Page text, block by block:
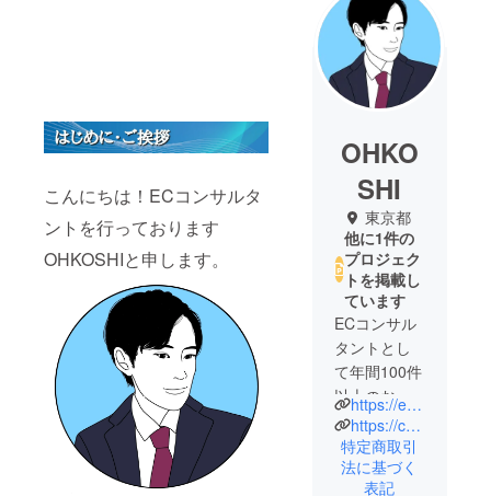
こんにちは！ECコンサルタ
ントを行っております
OHKOSHIと申します。
OHKO
SHI
東京都
他に1件の
プロジェク
トを掲載し
ています
ECコンサル
タントとし
て年間100件
以上のお取
引をさせて
頂いており
ます。
https://ec-sokusup.com
https://coconala.com/users/2152661
特定商取引
法に基づく
表記